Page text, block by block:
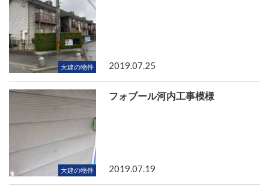
大建の物件 2019.07.25
大建の物件
フォブール河内工事模様
2019.07.19